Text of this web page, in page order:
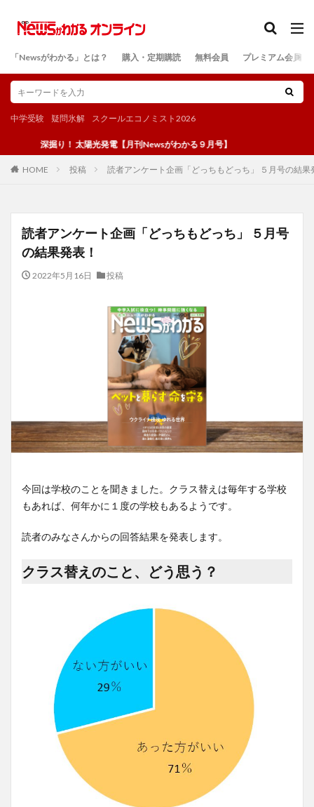
「Newsがわかる」とは？ 購入・定期購読 無料会員 プレミアム会員
中学受験 疑問氷解 スクールエコノミスト2026
深掘り！ 太陽光発電【月刊Newsがわかる９月号】
HOME 投稿 読者アンケート企画「どっちもどっち」 ５月号の結果
読者アンケート企画「どっちもどっち」 ５月号
の結果発表！
2022年5月16日 投稿
今回は学校のことを聞きました。クラス替えは毎年する学校
もあれば、何年かに１度の学校もあるようです。
読者のみなさんからの回答結果を発表します。
クラス替えのこと、どう思う？
検索